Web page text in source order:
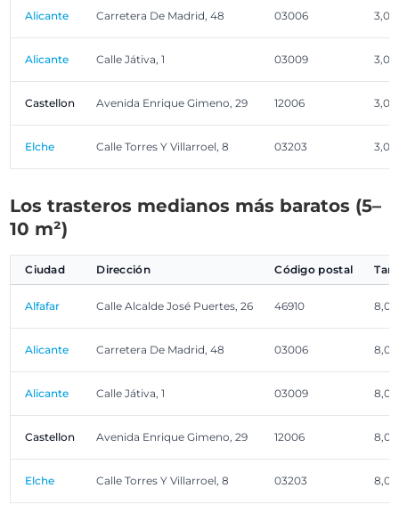
Alicante Carretera De Madrid, 48 03006
Alicante Calle Játiva, 1 03009
Castellon Avenida Enrique Gimeno, 29 12006
Elche Calle Torres Y Villarroel, 8 03203
Los trasteros medianos más baratos (5–
10 m²)
Ciudad Dirección Código postal
Alfafar Calle Alcalde José Puertes, 26 46910
Alicante Carretera De Madrid, 48 03006
Alicante Calle Játiva, 1 03009
Castellon Avenida Enrique Gimeno, 29 12006
Elche Calle Torres Y Villarroel, 8 03203